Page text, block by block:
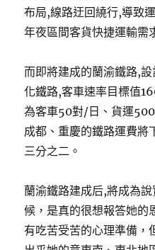
布局,線路迂回繞行,導致
年夜區間客貨快捷運輸需
而即將建成的蘭渝鐵路,
化鐵路,客車速率目標值
為客車50對/日、貨運
成都、重慶的鐵路運費將
三分之二。
蘭渝鐵路建成后,將成為
候，是真的很想報答她的
有吃苦受苦的心理準備，